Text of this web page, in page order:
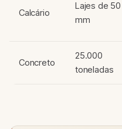
Calcário
Lajes de 50
mm
Concreto
25.000
toneladas